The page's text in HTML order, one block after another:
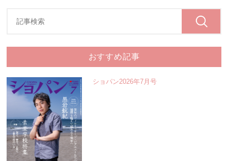
おすすめ記事
ショパン2026年7月号